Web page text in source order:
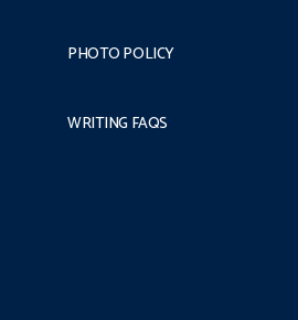
PHOTO POLICY
WRITING FAQS